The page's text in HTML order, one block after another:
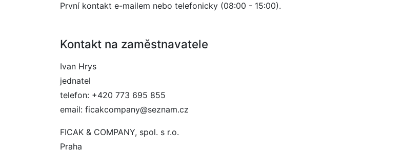
První kontakt e-mailem nebo telefonicky (08:00 - 15:00).
Kontakt na zaměstnavatele
Ivan Hrys
jednatel
telefon: +420 773 695 855
email: ficakcompany@seznam.cz
FICAK & COMPANY, spol. s r.o.
Praha